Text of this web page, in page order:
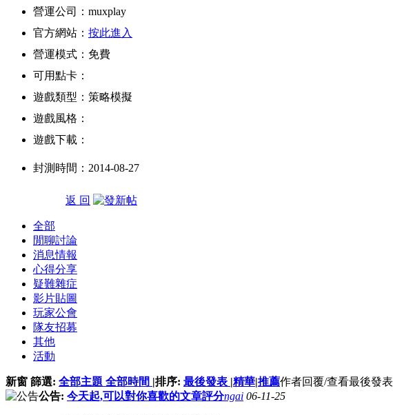
營運公司：muxplay
官方網站： 按此進入
營運模式：免費
可用點卡：
遊戲類型：策略模擬
遊戲風格：
遊戲下載：
封測時間：2014-08-27
返 回
全部
閒聊討論
消息情報
心得分享
疑難雜症
影片貼圖
玩家公會
隊友招募
其他
活動
新窗 篩選: 全部主題 全部時間 |排序: 最後發表 |精華|推薦作者回覆/查看最後發表
公告: 今天起,可以對你喜歡的文章評分ngai 06-11-25